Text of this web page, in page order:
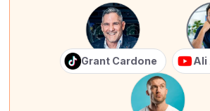
Grant Cardone Ali